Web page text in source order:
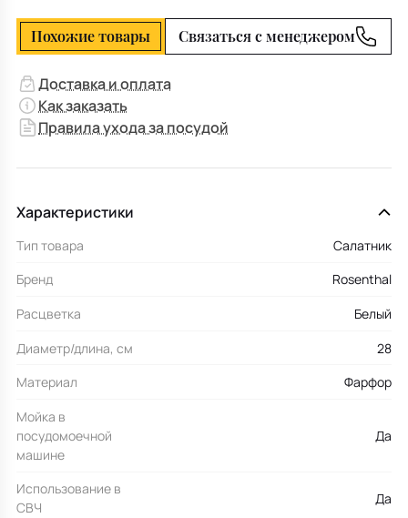
Похожие товары Связаться с менеджером
Доставка и оплата
Как заказать
Правила ухода за посудой
Характеристики
Тип товара
Салатник
Бренд
Rosenthal
Расцветка
Белый
Диаметр/длина, см
28
Материал
Фарфор
Мойка в
посудомоечной
машине
Да
Использование в
СВЧ
Да